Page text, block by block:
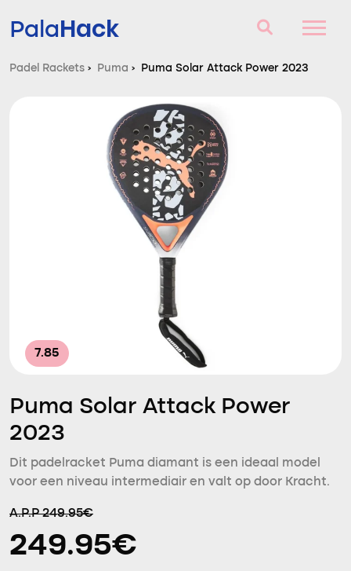
PalaHack
Vragen en antwoorden
Vergelijker
Padel Rackets › Puma › Puma Solar Attack Power 2023
7.85
Puma Solar Attack Power
2023
Dit padelracket Puma diamant is een ideaal model
voor een niveau intermediair en valt op door Kracht.
A.P.P 249.95€
249.95€